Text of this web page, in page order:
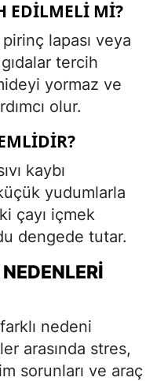
EDILMELI MI?
lapası veya
tercih
yormaz ve
olur.
kaybı
yudumlarla
çayı içmek
dengede tutar.
nedeni
arasında stres,
sorunları ve araç